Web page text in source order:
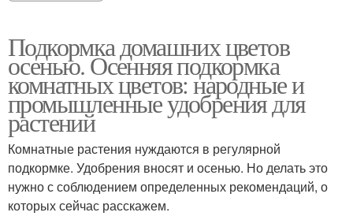
Подкормка домашних цветов
осенью. Осенняя подкормка
комнатных цветов: народные и
промышленные удобрения для
растений
Комнатные растения нуждаются в регулярной
подкормке. Удобрения вносят и осенью. Но делать это
нужно с соблюдением определенных рекомендаций, о
которых сейчас расскажем.